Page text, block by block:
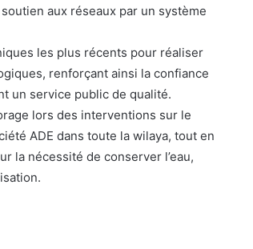
aux réseaux par un système
les plus récents pour réaliser
renforçant ainsi la confiance
un service public de qualité.
lors des interventions sur le
ADE dans toute la wilaya, tout en
la nécessité de conserver l’eau,